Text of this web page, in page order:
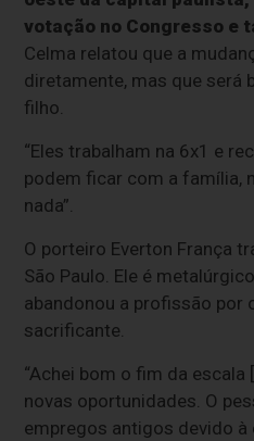
votação no Congresso e
Celma relatou que a
diretamente, mas que será
filho.
“Eles trabalham na 6x1 e
podem ficar com a família,
nada”.
O porteiro Everton França
São Paulo. Ele é
abandonou a profissão por
sacrificante.
“Achei bom o fim da escala
novas oportunidades. O
empregos antigos devido à